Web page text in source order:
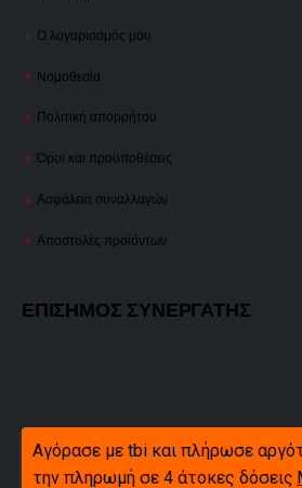
Ο λογαριασμός μου
Νομοθεσία
Πολιτική απορρήτου
Όροι και προϋποθέσεις
Ασφάλεια συναλλαγών
Αποστολές προϊόντων
ΕΠΙΣΗΜΟΣ ΣΥΝΕΡΓΑΤΗΣ
Αγόρασε με tbi και πλήρωσε
την πληρωμή σε 4 άτοκες δόσεις